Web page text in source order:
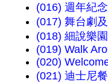
(016) 週年紀
(017) 舞台劇
(018) 細說樂
(019) Walk
(020)
(021) 迪士尼